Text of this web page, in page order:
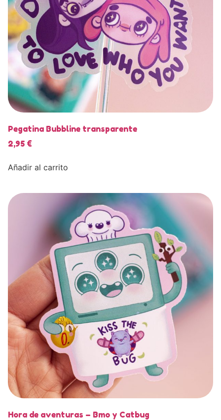
Pegatina Bubbline transparente
2,95 €
Añadir al carrito
Hora de aventuras – Bmo y Catbug